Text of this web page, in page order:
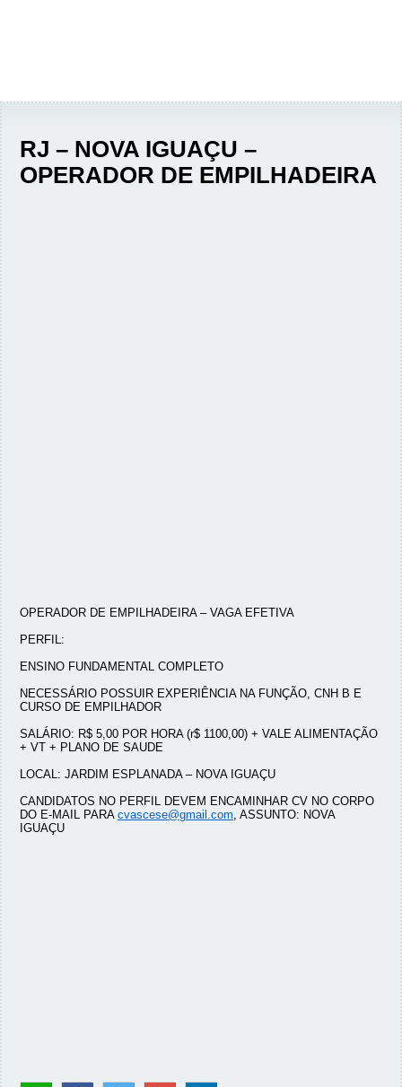
RJ – NOVA IGUAÇU –
OPERADOR DE EMPILHADEIRA
OPERADOR DE EMPILHADEIRA – VAGA EFETIVA
PERFIL:
ENSINO FUNDAMENTAL COMPLETO
NECESSÁRIO POSSUIR EXPERIÊNCIA NA FUNÇÃO, CNH B E
CURSO DE EMPILHADOR
SALÁRIO: R$ 5,00 POR HORA (r$ 1100,00) + VALE ALIMENTAÇÃO
+ VT + PLANO DE SAUDE
LOCAL: JARDIM ESPLANADA – NOVA IGUAÇU
CANDIDATOS NO PERFIL DEVEM ENCAMINHAR CV NO CORPO
DO E-MAIL PARA cvascese@gmail.com, ASSUNTO: NOVA
IGUAÇU